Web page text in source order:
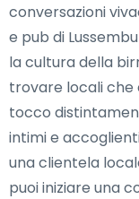
conversazioni
e pub di
la cultura della
trovare locali che
tocco
intimi e
una clientela
puoi iniziare una